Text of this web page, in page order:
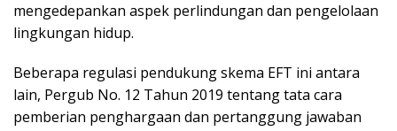
mengedepankan aspek perlindungan dan pengelolaan
lingkungan hidup.
Beberapa regulasi pendukung skema EFT ini antara
lain, Pergub No. 12 Tahun 2019 tentang tata cara
pemberian penghargaan dan pertanggung jawaban